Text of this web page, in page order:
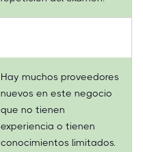
Hay muchos proveedores
nuevos en este negocio
que no tienen
experiencia o tienen
conocimientos limitados.